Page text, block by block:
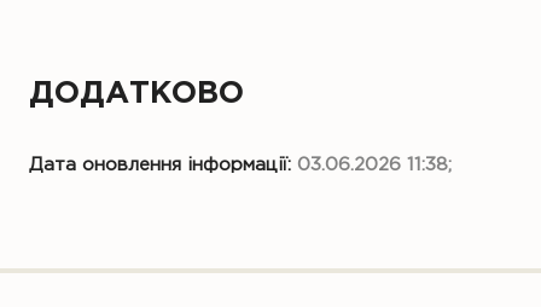
ДОДАТКОВО
Дата оновлення інформації: 03.06.2026 11:38;